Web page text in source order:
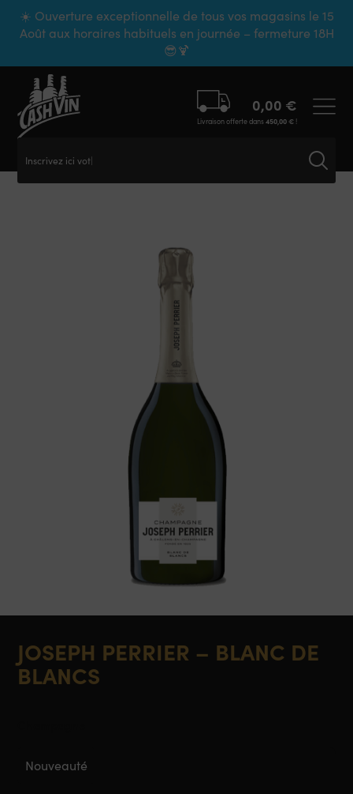
☀️ Ouverture exceptionnelle de tous vos magasins le 15
Août aux horaires habituels en journée – fermeture 18H
😎🍹
Inscrivez ici votre
0,00 €
Livraison offerte dans450,00 €!
JOSEPH PERRIER – BLANC DE
BLANCS
Nouveauté
Panneau de gestion des cookies